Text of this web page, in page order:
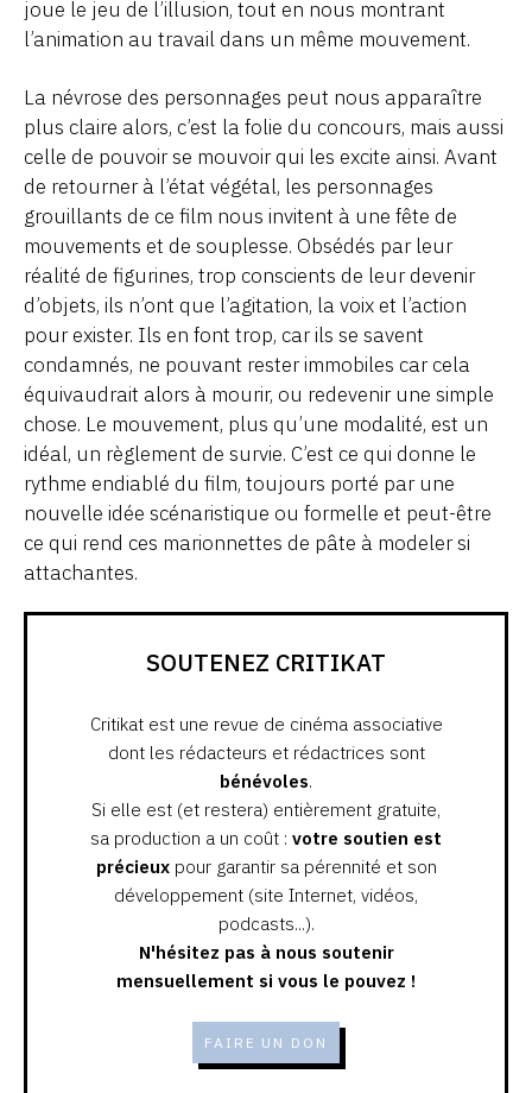
joue le jeu de l’illusion, tout en nous montrant
l’animation au travail dans un même mouvement.
La névrose des personnages peut nous apparaître
plus claire alors, c’est la folie du concours, mais aussi
celle de pouvoir se mouvoir qui les excite ainsi. Avant
de retourner à l’état végétal, les personnages
grouillants de ce film nous invitent à une fête de
mouvements et de souplesse. Obsédés par leur
réalité de figurines, trop conscients de leur devenir
d’objets, ils n’ont que l’agitation, la voix et l’action
pour exister. Ils en font trop, car ils se savent
condamnés, ne pouvant rester immobiles car cela
équivaudrait alors à mourir, ou redevenir une simple
chose. Le mouvement, plus qu’une modalité, est un
idéal, un règlement de survie. C’est ce qui donne le
rythme endiablé du film, toujours porté par une
nouvelle idée scénaristique ou formelle et peut-être
ce qui rend ces marionnettes de pâte à modeler si
attachantes.
SOUTENEZ CRITIKAT
Critikat est une revue de cinéma associative
dont les rédacteurs et rédactrices sont
bénévoles.
Si elle est (et restera) entièrement gratuite,
sa production a un coût : votre soutien est
précieuxpour garantir sa pérennité et son
développement (site Internet, vidéos,
podcasts...).
N'hésitez pas à nous soutenir
mensuellement si vous le pouvez !
FAIRE UN DON